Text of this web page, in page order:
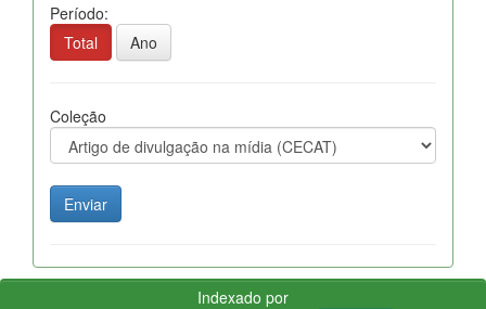
Período:
Total
Ano
Coleção
Indexado por